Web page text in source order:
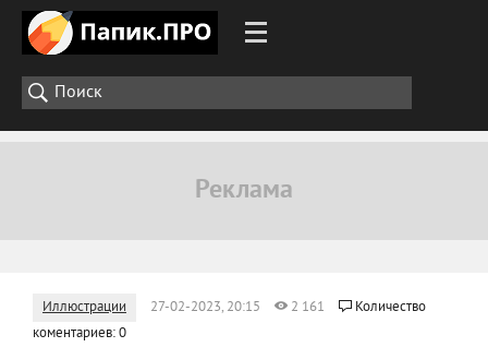
Иллюстрации 27-02-2023, 20:15 2 161
Количество
коментариев: 0